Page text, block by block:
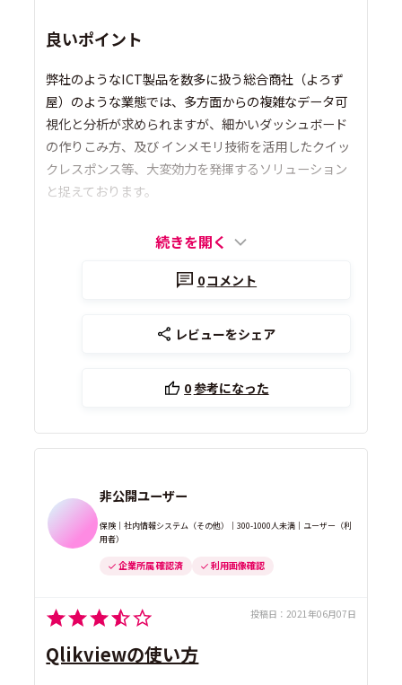
良いポイント
弊社のようなICT製品を数多に扱う総合商社（よろず
屋）のような業態では、多方面からの複雑なデータ可
視化と分析が求められますが、細かいダッシュボード
の作りこみ方、及び インメモリ技術を活用したクイッ
クレスポンス等、大変効力を発揮するソリューション
と捉えております。
続きを開く
0コメント
レビューをシェア
0参考になった
非公開ユーザー
保険｜社内情報システム（その他）｜300-1000人未満｜ユーザー（利
用者）
企業所属 確認済 利用画像確認
投稿日： 2021年06月07日
Qlikviewの使い方